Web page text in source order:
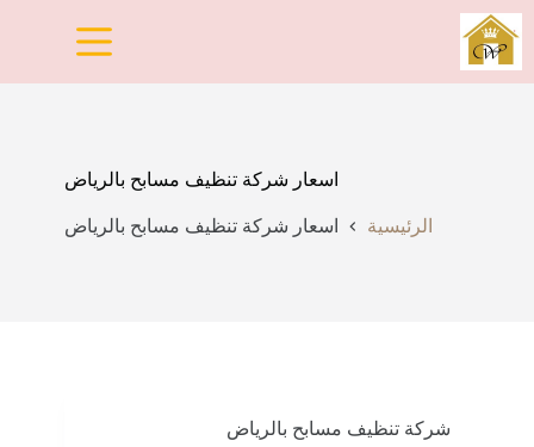
التجاوز
إلى
المحتوى
اسعار شركة تنظيف مسابح بالرياض
الرئيسية اسعار شركة تنظيف مسابح بالرياض
شركة تنظيف مسابح بالرياض